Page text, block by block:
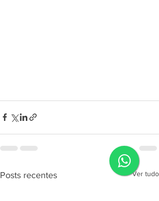
Posts recentes Ver tudo